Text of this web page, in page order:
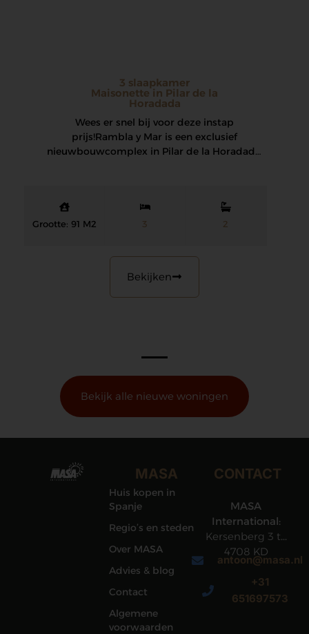
3 slaapkamer
Maisonette in Pilar de la
Horadada
Wees er snel bij voor deze instap
prijs! Rambla y Mar is een exclusief
nieuwbouwcomplex in Pilar de la Horadada,
Grootte: 91 M2 3 2
Bekijken
Bekijk alle nieuwe woningen
MASA
Huis kopen in
Spanje
Regio’s en steden
Over MASA
Advies & blog
Contact
Algemene
voorwaarden
CONTACT
MASA
International:
Kersenberg 3 te
4708 KD
Roosendaal
antoon@masa.nl
+31
651697573